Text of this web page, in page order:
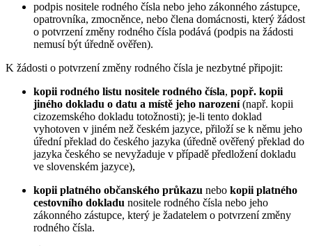
podpis nositele rodného čísla nebo jeho zákonného zástupce,
opatrovníka, zmocněnce, nebo člena domácnosti, který žádost
o potvrzení změny rodného čísla podává (podpis na žádosti
nemusí být úředně ověřen).
K žádosti o potvrzení změny rodného čísla je nezbytné připojit:
kopii rodného listu nositele rodného čísla, popř. kopii
jiného dokladu o datu a místě jeho narození(např. kopii
cizozemského dokladu totožnosti); je-li tento doklad
vyhotoven v jiném než českém jazyce, přiloží se k němu jeho
úřední překlad do českého jazyka (úředně ověřený překlad do
jazyka českého se nevyžaduje v případě předložení dokladu
ve slovenském jazyce),
kopii platného občanského průkazu nebo kopii platného
cestovního dokladu nositele rodného čísla nebo jeho
zákonného zástupce, který je žadatelem o potvrzení změny
rodného čísla.